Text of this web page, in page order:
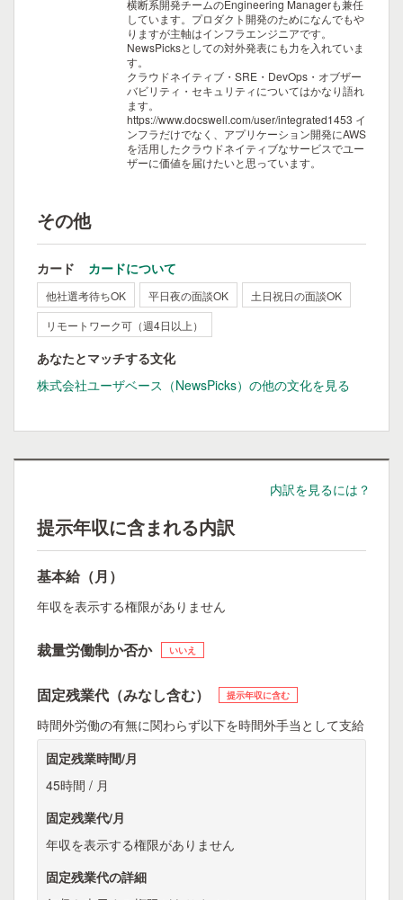
横断系開発チームのEngineering Managerも兼任
しています。プロダクト開発のためになんでもや
りますが主軸はインフラエンジニアです。
NewsPicksとしての対外発表にも力を入れていま
す。
クラウドネイティブ・SRE・DevOps・オブザー
バビリティ・セキュリティについてはかなり語れ
ます。
https://www.docswell.com/user/integrated1453 イ
ンフラだけでなく、アプリケーション開発にAWS
を活用したクラウドネイティブなサービスでユー
ザーに価値を届けたいと思っています。
その他
カード カードについて
他社選考待ちOK 平日夜の面談OK
土日祝日の面談OK
リモートワーク可（週4日以上）
あなたとマッチする文化
株式会社ユーザベース（NewsPicks）の他の文化を見る
内訳を見るには？
提示年収に含まれる内訳
基本給（月）
年収を表示する権限がありません
裁量労働制か否か いいえ
固定残業代（みなし含む） 提示年収に含む
時間外労働の有無に関わらず以下を時間外手当として支給
固定残業時間/月
45時間 / 月
固定残業代/月
年収を表示する権限がありません
固定残業代の詳細